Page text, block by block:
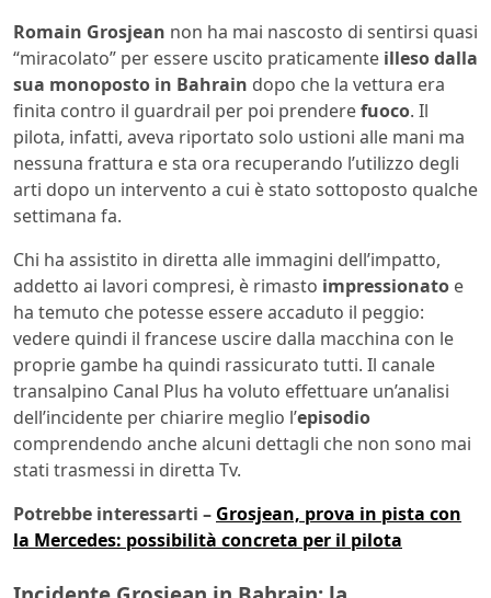
Romain Grosjean non ha mai nascosto di sentirsi quasi
“miracolato” per essere uscito praticamente illeso dalla
sua monoposto in Bahrain dopo che la vettura era
finita contro il guardrail per poi prenderefuoco. Il
pilota, infatti, aveva riportato solo ustioni alle mani ma
nessuna frattura e sta ora recuperando l’utilizzo degli
arti dopo un intervento a cui è stato sottoposto qualche
settimana fa.
Chi ha assistito in diretta alle immagini dell’impatto,
addetto ai lavori compresi, è rimasto impressionato e
ha temuto che potesse essere accaduto il peggio:
vedere quindi il francese uscire dalla macchina con le
proprie gambe ha quindi rassicurato tutti. Il canale
transalpino Canal Plus ha voluto effettuare un’analisi
dell’incidente per chiarire meglio l’episodio
comprendendo anche alcuni dettagli che non sono mai
stati trasmessi in diretta Tv.
Potrebbe interessarti – Grosjean, prova in pista con
la Mercedes: possibilità concreta per il pilota